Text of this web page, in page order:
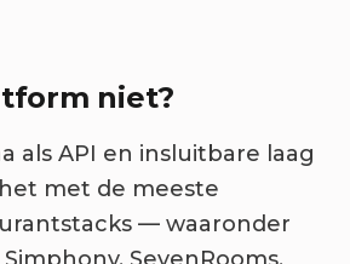
niet?
als API en insluitbare laag
met de meeste
— waaronder